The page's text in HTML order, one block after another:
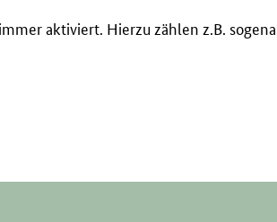
aktiviert. Hierzu zählen z.B.